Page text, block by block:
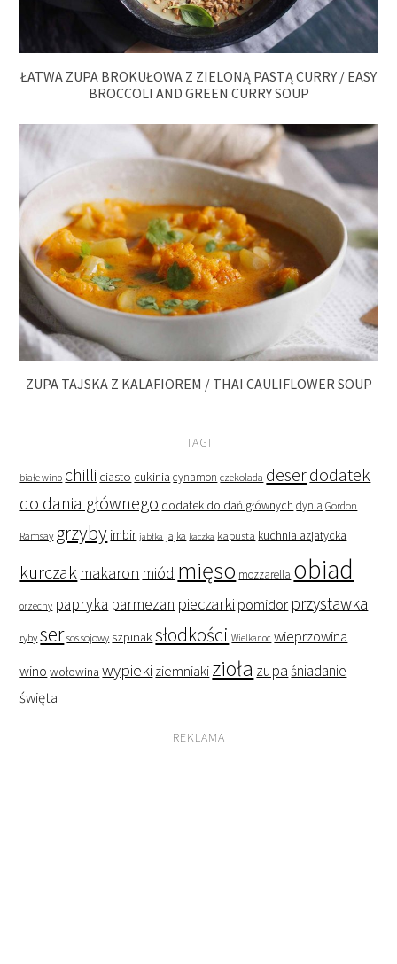
ŁATWA ZUPA BROKUŁOWA Z ZIELONĄ PASTĄ CURRY / EASY
BROCCOLI AND GREEN CURRY SOUP
ZUPA TAJSKA Z KALAFIOREM / THAI CAULIFLOWER SOUP
TAGI
białe wino chilli ciasto cukinia cynamon czekolada deserdodatek
do dania głównego dodatek do dań głównych dynia Gordon
Ramsay grzyby imbir jabłka jajka kaczka kapusta kuchnia azjatycka
kurczak makaron miód mięso mozzarella obiad
orzechy papryka parmezan pieczarki pomidor przystawka
ryby ser sos sojowy szpinaksłodkości Wielkanoc wieprzowina
wino wołowina wypieki ziemniaki zioła zupaśniadanie
święta
REKLAMA